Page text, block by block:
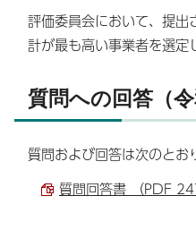
評価委員会において、提
計が最も高い事業者を選定
質問への回答（令
質問および回答は次のとお
質問回答書 （PDF